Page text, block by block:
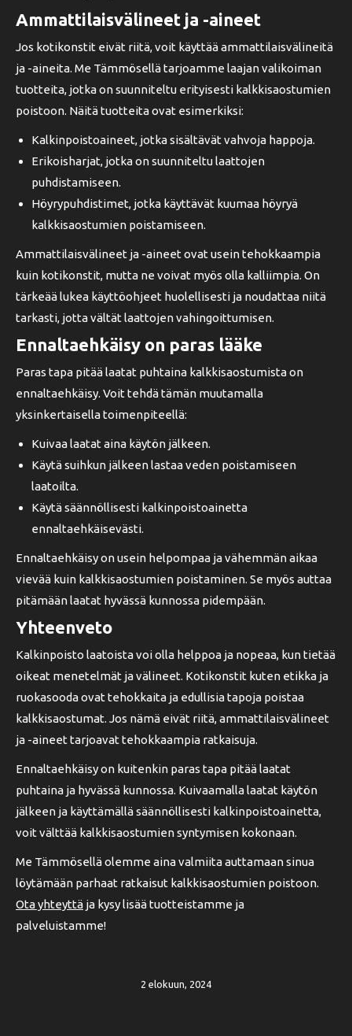
Ammattilaisvälineet ja -aineet
Jos kotikonstit eivät riitä, voit käyttää ammattilaisvälineitä
ja -aineita. Me Tämmösellä tarjoamme laajan valikoiman
tuotteita, jotka on suunniteltu erityisesti kalkkisaostumien
poistoon. Näitä tuotteita ovat esimerkiksi:
Kalkinpoistoaineet, jotka sisältävät vahvoja happoja.
Erikoisharjat, jotka on suunniteltu laattojen
puhdistamiseen.
Höyrypuhdistimet, jotka käyttävät kuumaa höyryä
kalkkisaostumien poistamiseen.
Ammattilaisvälineet ja -aineet ovat usein tehokkaampia
kuin kotikonstit, mutta ne voivat myös olla kalliimpia. On
tärkeää lukea käyttöohjeet huolellisesti ja noudattaa niitä
tarkasti, jotta vältät laattojen vahingoittumisen.
Ennaltaehkäisy on paras lääke
Paras tapa pitää laatat puhtaina kalkkisaostumista on
ennaltaehkäisy. Voit tehdä tämän muutamalla
yksinkertaisella toimenpiteellä:
Kuivaa laatat aina käytön jälkeen.
Käytä suihkun jälkeen lastaa veden poistamiseen
laatoilta.
Käytä säännöllisesti kalkinpoistoainetta
ennaltaehkäisevästi.
Ennaltaehkäisy on usein helpompaa ja vähemmän aikaa
vievää kuin kalkkisaostumien poistaminen. Se myös auttaa
pitämään laatat hyvässä kunnossa pidempään.
Yhteenveto
Kalkinpoisto laatoista voi olla helppoa ja nopeaa, kun tietää
oikeat menetelmät ja välineet. Kotikonstit kuten etikka ja
ruokasooda ovat tehokkaita ja edullisia tapoja poistaa
kalkkisaostumat. Jos nämä eivät riitä, ammattilaisvälineet
ja -aineet tarjoavat tehokkaampia ratkaisuja.
Ennaltaehkäisy on kuitenkin paras tapa pitää laatat
puhtaina ja hyvässä kunnossa. Kuivaamalla laatat käytön
jälkeen ja käyttämällä säännöllisesti kalkinpoistoainetta,
voit välttää kalkkisaostumien syntymisen kokonaan.
Me Tämmösellä olemme aina valmiita auttamaan sinua
löytämään parhaat ratkaisut kalkkisaostumien poistoon.
Ota yhteyttä ja kysy lisää tuotteistamme ja
palveluistamme!
2 elokuun, 2024